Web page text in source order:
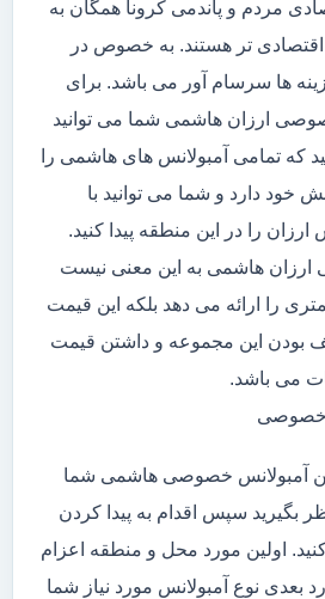
مردم و پاندمی کرونا همگان به
اقتصادی تر هستند. به خصوص در
ها سرسام آور می باشد. برای
ارزان هاشمی شما می توانید
که تمامی آمبولانس های هاشمی را
خود دارد و شما می توانید با
را در این منطقه پیدا کنید.
هاشمی به این معنی نیست
را ارائه می دهد بلکه این قیمت
بودن این مجموعه و داشتن قیمت
می باشد.
خصوصی
آمبولانس خصوصی هاشمی شما
بگیرید سپس اقدام به پیدا کردن
اولین مورد محل و منطقه اعزام
بعدی نوع آمبولانس مورد نیاز شما